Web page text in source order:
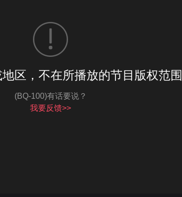
区，不在所播放的节目版权范围
(BQ-100)有话要说？
我要反馈>>
亮度